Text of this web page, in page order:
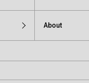
About